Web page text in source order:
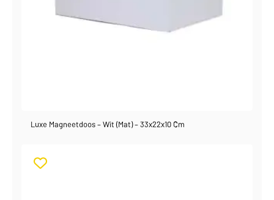
Luxe Magneetdoos – Wit (mat) – 33x22x10 Cm